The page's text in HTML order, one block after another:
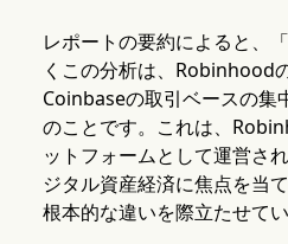
レポートの要約によると、
くこの分析は、Robinhood
Coinbaseの取引ベースの集
のことです。これは、
ットフォームとして運営さ
ジタル資産経済に焦点を当
根本的な違いを際立たせてい